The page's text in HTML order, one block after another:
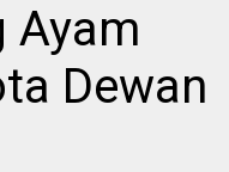
Ayam
Dewan